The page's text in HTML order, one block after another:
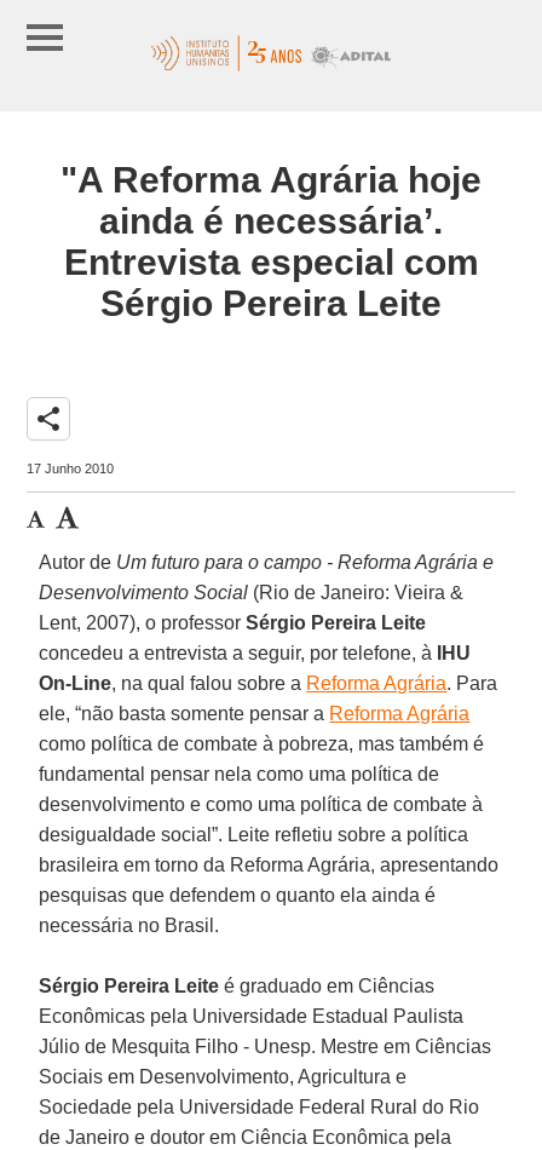
"A Reforma Agrária hoje
ainda é necessária’.
Entrevista especial com
Sérgio Pereira Leite
share
17 Junho 2010
Autor de Um futuro para o campo - Reforma Agrária e
Desenvolvimento Social (Rio de Janeiro: Vieira &
Lent, 2007), o professorSérgio Pereira Leite
concedeu a entrevista a seguir, por telefone, à
IHU
On-Line, na qual falou sobre a Reforma Agrária. Para
ele, “não basta somente pensar a Reforma Agrária
como política de combate à pobreza, mas também é
fundamental pensar nela como uma política de
desenvolvimento e como uma política de combate à
desigualdade social”. Leite refletiu sobre a política
brasileira em torno da Reforma Agrária, apresentando
pesquisas que defendem o quanto ela ainda é
necessária no Brasil.
Sérgio Pereira Leiteé graduado em Ciências
Econômicas pela Universidade Estadual Paulista
Júlio de Mesquita Filho - Unesp. Mestre em Ciências
Sociais em Desenvolvimento, Agricultura e
Sociedade pela Universidade Federal Rural do Rio
de Janeiro e doutor em Ciência Econômica pela